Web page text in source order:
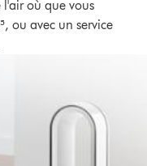
où que vous
ou avec un service